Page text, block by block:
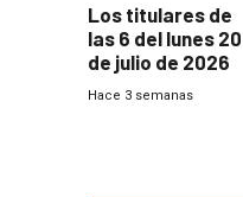
Los titulares de
las 6 del lunes 20
de julio de 2026
Hace 3 semanas